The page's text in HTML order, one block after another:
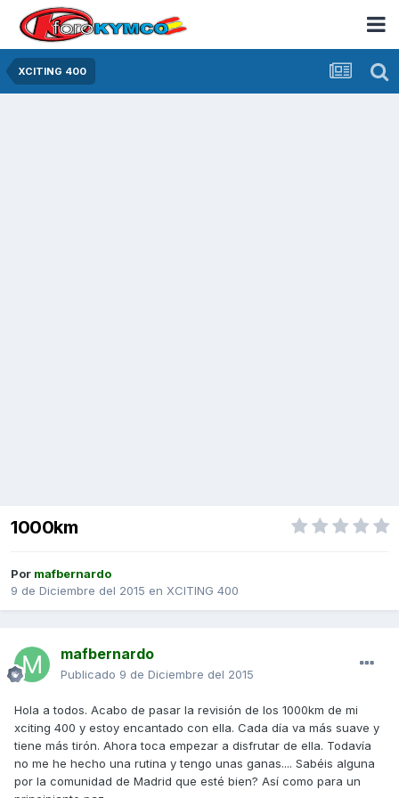
XCITING 400
1000km
Por mafbernardo
9 de Diciembre del 2015 en XCITING 400
mafbernardo
Publicado 9 de Diciembre del 2015
Hola a todos. Acabo de pasar la revisión de los 1000km de mi
xciting 400 y estoy encantado con ella. Cada día va más suave y
tiene más tirón. Ahora toca empezar a disfrutar de ella. Todavía
no me he hecho una rutina y tengo unas ganas.... Sabéis alguna
por la comunidad de Madrid que esté bien? Así como para un